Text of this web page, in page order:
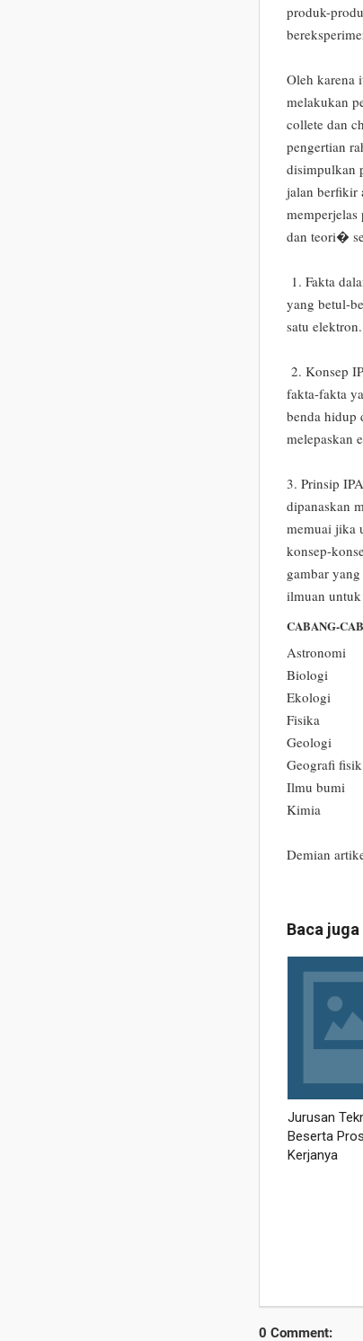
produk-
Oleh karena
melakukan
collete dan
pengertian
disimpulkan
jalan berfikir
dan teori�
1. Fakta
yang betul-
satu
2. Konsep
fakta-fakta
benda hidup
melepaskan
3. Prinsip
dipanaskan
memuai jika
konsep-
gambar
ilmuan untuk
CABANG-
Astronomi
Biologi
Ekologi
Fisika
Geologi
Geografi
Ilmu bumi
Kimia
Demian
0 Comment: